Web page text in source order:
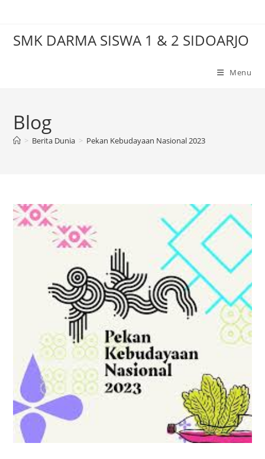
contentSMK DARMA SISWA 1 & 2 SIDOARJO
Menu
Blog
> Berita Dunia > Pekan Kebudayaan Nasional 2023